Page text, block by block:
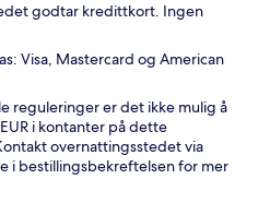
godtar kredittkort. Ingen
Visa, Mastercard og American
reguleringer er det ikke mulig å
i kontanter på dette
overnattingsstedet via
i bestillingsbekreftelsen for mer